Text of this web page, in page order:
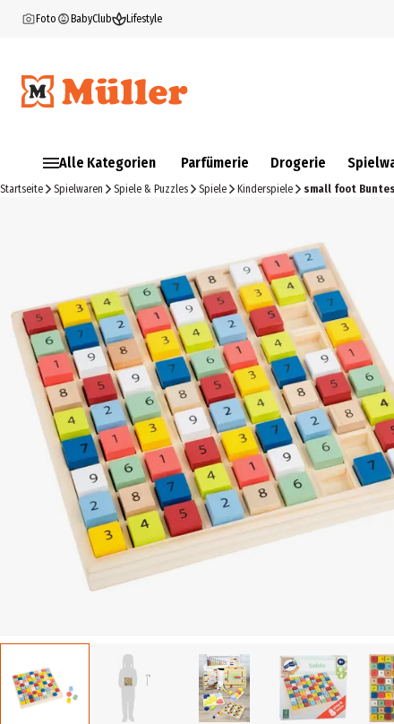
Foto BabyClub Lifestyle
Alle Kategorien Parfümerie Drogerie
Startseite Spielwaren Spiele & Puzzles Spiele Kinderspiele small foot